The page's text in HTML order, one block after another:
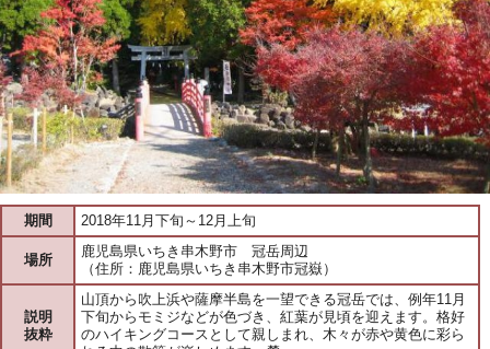
期間 2018年11月下旬～12月上旬
場所
鹿児島県いちき串木野市 冠岳周辺
（住所：鹿児島県いちき串木野市冠嶽）
説明
抜粋
山頂から吹上浜や薩摩半島を一望できる冠岳では、例年11月
下旬からモミジなどが色づき、紅葉が見頃を迎えます。格好
のハイキングコースとして親しまれ、木々が赤や黄色に彩ら